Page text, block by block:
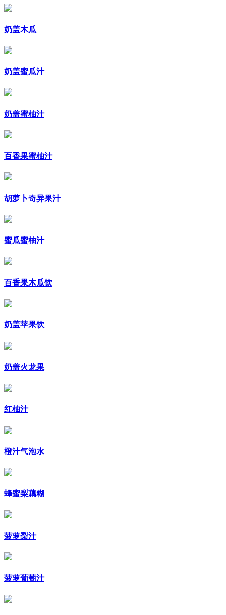
奶盖木瓜
奶盖蜜瓜汁
奶盖蜜柚汁
百香果蜜柚汁
胡萝卜奇异果汁
蜜瓜蜜柚汁
百香果木瓜饮
奶盖苹果饮
奶盖火龙果
红柚汁
橙汁气泡水
蜂蜜梨藕糊
菠萝梨汁
菠萝葡萄汁